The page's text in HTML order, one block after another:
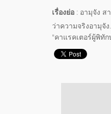
เรื่องย่อ : อามุจัง ส
ว่าความจริงอามุจั
"คาแรคเตอร์ผู้พิทัก